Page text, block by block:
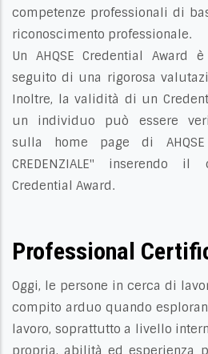
competenze professionali di
riconoscimento professionale.
Un AHQSE Credential Award
seguito di una rigorosa
Inoltre, la validità di un
un individuo può essere
sulla home page di AHQSE
CREDENZIALE" inserendo
Credential Award.
Professional
Oggi, le persone in cerca di
compito arduo quando
lavoro, soprattutto a livello
propria, abilità ed esperienza